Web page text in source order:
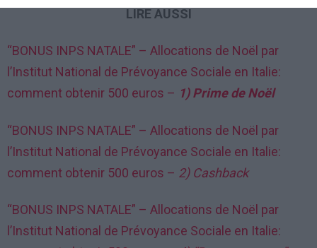
LIRE AUSSI
“BONUS INPS NATALE” – Allocations de Noël par
l’Institut National de Prévoyance Sociale en Italie:
comment obtenir 500 euros – 1) Prime de Noël
“BONUS INPS NATALE” – Allocations de Noël par
l’Institut National de Prévoyance Sociale en Italie:
comment obtenir 500 euros – 2) Cashback
“BONUS INPS NATALE” – Allocations de Noël par
l’Institut National de Prévoyance Sociale en Italie: